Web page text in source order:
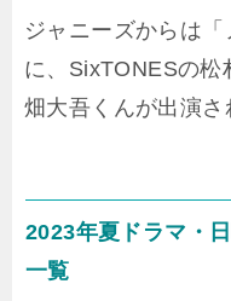
ジャニーズからは「
に、SixTONESの松
畑大吾くんが出演さ
2023年夏ドラマ・
一覧